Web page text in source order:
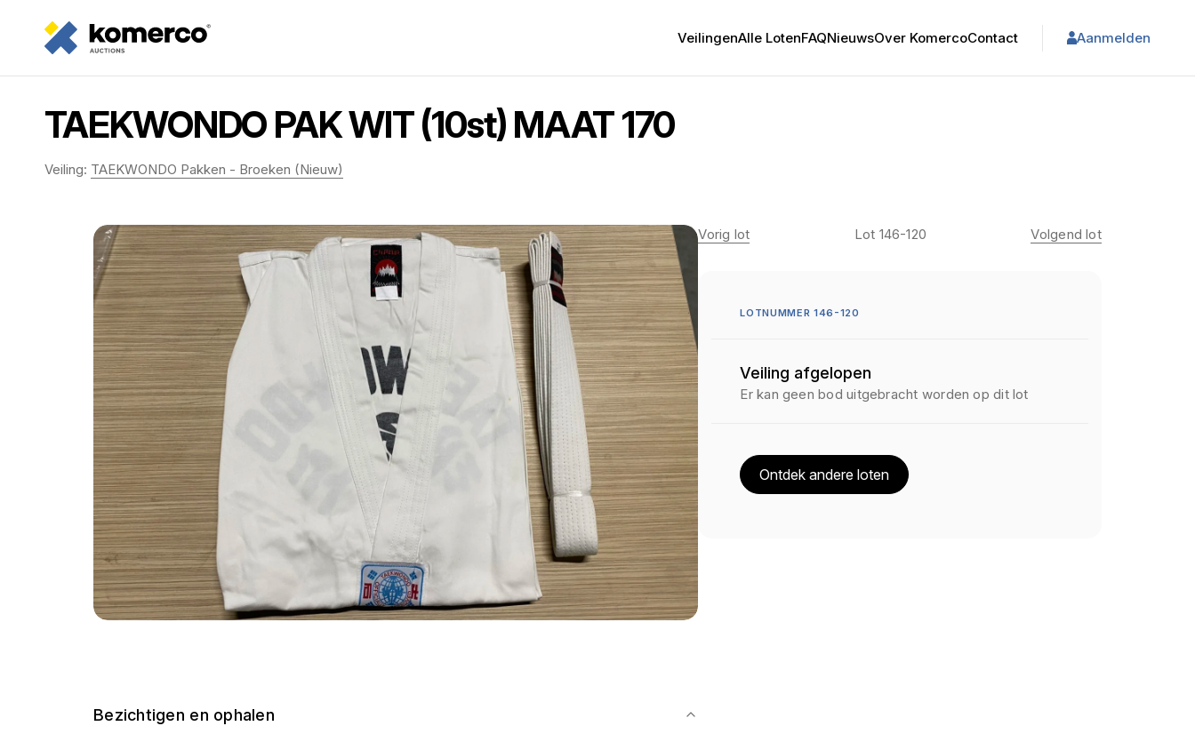
VeilingenAlle LotenFAQNieuwsOver KomercoContact Aanmelden
TAEKWONDO PAK WIT (10st) MAAT 170
Veiling: TAEKWONDO Pakken - Broeken (Nieuw)
Bezichtigen en ophalen
Vorig lot Lot 146-120 Volgend lot
LOTNUMMER 146-120
Veiling afgelopen
Er kan geen bod uitgebracht worden op dit lot
Ontdek andere loten